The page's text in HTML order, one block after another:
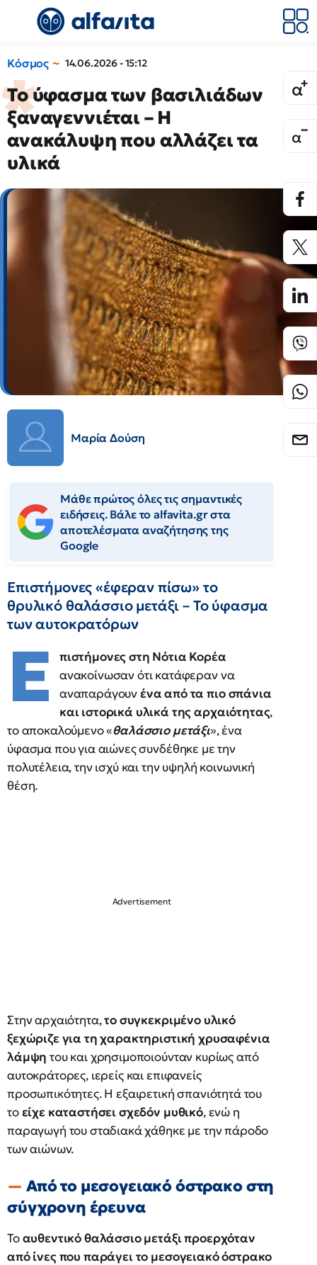
Κόσμος 14.06.2026 - 15:12
Το ύφασμα των βασιλιάδων
ξαναγεννιέται – Η
ανακάλυψη που αλλάζει τα
υλικά
Μαρία Δούση
Μάθε πρώτος όλες τις σημαντικές
ειδήσεις. Βάλε το alfavita.gr στα
αποτελέσματα αναζήτησης της
Google
Επιστήμονες «έφεραν πίσω» το
θρυλικό θαλάσσιο μετάξι – Το ύφασμα
των αυτοκρατόρων
Ε
πιστήμονες στη Νότια Κορέα
ανακοίνωσαν ότι κατάφεραν να
αναπαράγουνένα από τα πιο σπάνια
και ιστορικά υλικά της αρχαιότητας,
το αποκαλούμενο «θαλάσσιο μετάξι», ένα
ύφασμα που για αιώνες συνδέθηκε με την
πολυτέλεια, την ισχύ και την υψηλή κοινωνική
θέση.
Στην αρχαιότητα,το συγκεκριμένο υλικό
ξεχώριζε για τη χαρακτηριστική χρυσαφένια
λάμψη του και χρησιμοποιούνταν κυρίως από
αυτοκράτορες, ιερείς και επιφανείς
προσωπικότητες. Η εξαιρετική σπανιότητά του
τοείχε καταστήσει σχεδόν μυθικό, ενώ η
παραγωγή του σταδιακά χάθηκε με την πάροδο
των αιώνων.
Από το μεσογειακό όστρακο στη
σύγχρονη έρευνα
Τοαυθεντικό θαλάσσιο μετάξι προερχόταν
από ίνες που παράγει το μεσογειακό όστρακο